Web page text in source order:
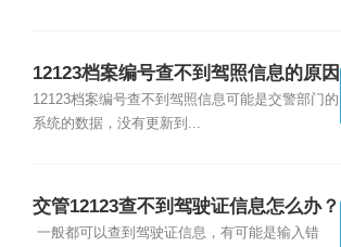
12123档案编号查不到驾照信息的原因
是什么？
12123档案编号查不到驾照信息可能是交警部门的
系统的数据，没有更新到...
交管12123查不到驾驶证信息怎么办？
一般都可以查到驾驶证信息，有可能是输入错